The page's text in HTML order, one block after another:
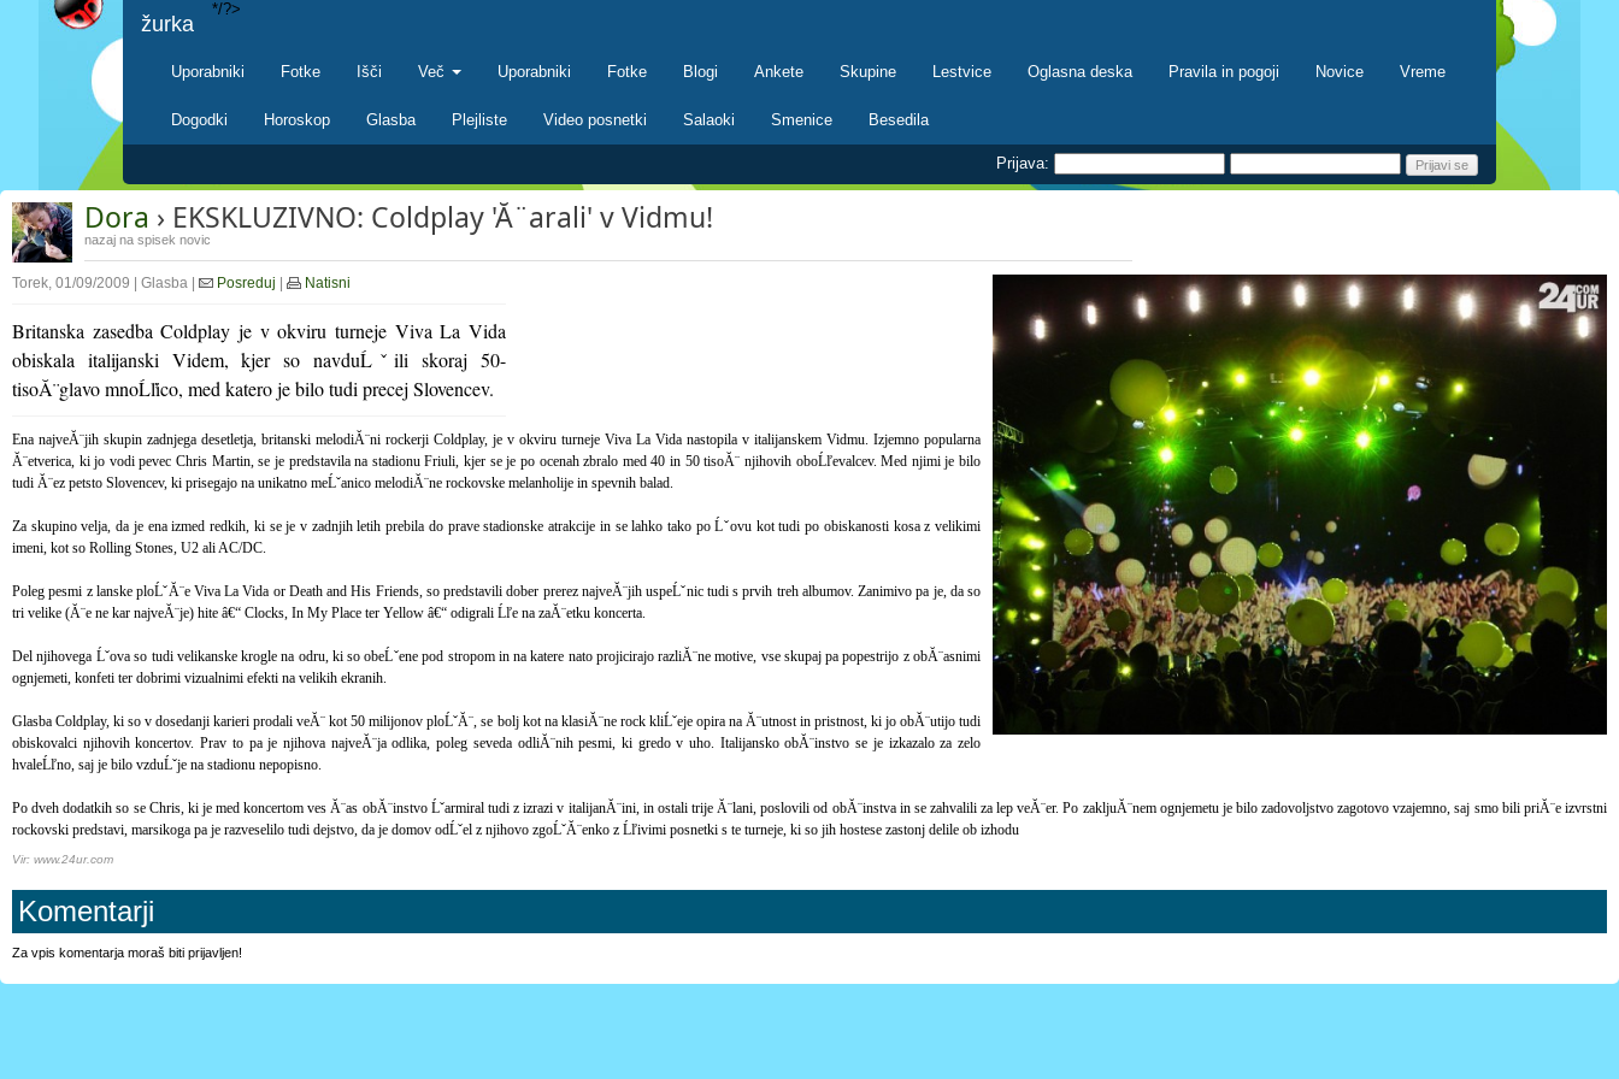
žurka
Uporabniki Fotke Išči Več Uporabniki Fotke Blogi Ankete Skupine Lestvice Oglasna deska Pravila in pogoji Novice Vreme
Dogodki Horoskop Glasba Plejliste Video posnetki Salaoki Smenice Besedila
*/?>
Prijava:
Dora › EKSKLUZIVNO: Coldplay 'Ă¨arali' v Vidmu!
nazaj na spisek novic
Torek, 01/09/2009 | Glasba | Posreduj | Natisni
Britanska zasedba Coldplay je v okviru turneje Viva La Vida
obiskala italijanski Videm, kjer so navduĹˇili skoraj 50-
tisoĂ¨glavo mnoĹľico, med katero je bilo tudi precej Slovencev.
Ena najveĂ¨jih skupin zadnjega desetletja, britanski melodiĂ¨ni rockerji Coldplay, je v okviru turneje Viva La Vida nastopila v italijanskem Vidmu. Izjemno popularna
Ă¨etverica, ki jo vodi pevec Chris Martin, se je predstavila na stadionu Friuli, kjer se je po ocenah zbralo med 40 in 50 tisoĂ¨ njihovih oboĹľevalcev. Med njimi je bilo
tudi Ă¨ez petsto Slovencev, ki prisegajo na unikatno meĹˇanico melodiĂ¨ne rockovske melanholije in spevnih balad.
Za skupino velja, da je ena izmed redkih, ki se je v zadnjih letih prebila do prave stadionske atrakcije in se lahko tako po Ĺˇovu kot tudi po obiskanosti kosa z velikimi
imeni, kot so Rolling Stones, U2 ali AC/DC.
Poleg pesmi z lanske ploĹˇĂ¨e Viva La Vida or Death and His Friends, so predstavili dober prerez najveĂ¨jih uspeĹˇnic tudi s prvih treh albumov. Zanimivo pa je, da so
tri velike (Ă¨e ne kar najveĂ¨je) hite â€“ Clocks, In My Place ter Yellow â€“ odigrali Ĺľe na zaĂ¨etku koncerta.
Del njihovega Ĺˇova so tudi velikanske krogle na odru, ki so obeĹˇene pod stropom in na katere nato projicirajo razliĂ¨ne motive, vse skupaj pa popestrijo z obĂ¨asnimi
ognjemeti, konfeti ter dobrimi vizualnimi efekti na velikih ekranih.
Glasba Coldplay, ki so v dosedanji karieri prodali veĂ¨ kot 50 milijonov ploĹˇĂ¨, se bolj kot na klasiĂ¨ne rock kliĹˇeje opira na Ă¨utnost in pristnost, ki jo obĂ¨utijo tudi
obiskovalci njihovih koncertov. Prav to pa je njihova najveĂ¨ja odlika, poleg seveda odliĂ¨nih pesmi, ki gredo v uho. Italijansko obĂ¨instvo se je izkazalo za zelo
hvaleĹľno, saj je bilo vzduĹˇje na stadionu nepopisno.
Po dveh dodatkih so se Chris, ki je med koncertom ves Ă¨as obĂ¨instvo Ĺˇarmiral tudi z izrazi v italijanĂ¨ini, in ostali trije Ă¨lani, poslovili od obĂ¨instva in se zahvalili za lep veĂ¨er. Po zakljuĂ¨nem ognjemetu je bilo zadovoljstvo zagotovo vzajemno, saj smo bili priĂ¨e izvrstni
rockovski predstavi, marsikoga pa je razveselilo tudi dejstvo, da je domov odĹˇel z njihovo zgoĹˇĂ¨enko z Ĺľivimi posnetki s te turneje, ki so jih hostese zastonj delile ob izhodu
Vir: www.24ur.com
Komentarji
Za vpis komentarja moraš biti prijavljen!